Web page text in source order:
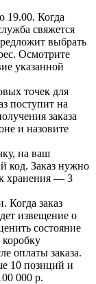
19.00. Когда
свяжется
выбрать
Осмотрите
указанной
точек для
поступит на
заказа
и назовите
на ваш
код. Заказ нужно
хранения — 3
Когда заказ
извещение о
состояние
коробку
оплаты заказа.
10 позиций и
000 р.